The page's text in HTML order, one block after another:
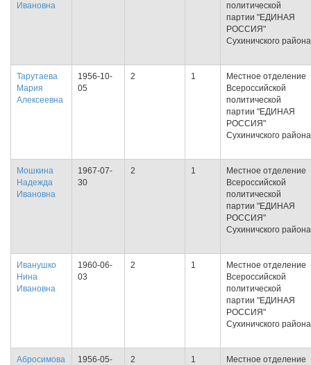
Ивановна
политической
партии "ЕДИНАЯ
РОССИЯ"
Сухиничского района
Тарутаева
Мария
Алексеевна
1956-10-
05
2 1
Местное отделение
Всероссийской
политической
партии "ЕДИНАЯ
РОССИЯ"
Сухиничского района
Мошкина
Надежда
Ивановна
1967-07-
30
2 1
Местное отделение
Всероссийской
политической
партии "ЕДИНАЯ
РОССИЯ"
Сухиничского района
Иванушко
Нина
Ивановна
1960-06-
03
2 1
Местное отделение
Всероссийской
политической
партии "ЕДИНАЯ
РОССИЯ"
Сухиничского района
Абросимова
1956-05-
2 1
Местное отделение